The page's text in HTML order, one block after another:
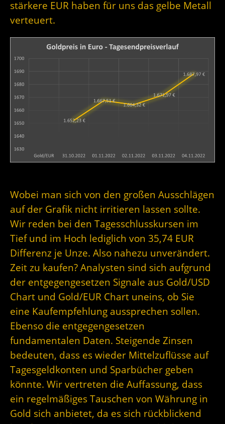
stärkere EUR haben für uns das gelbe Metall
verteuert.
Wobei man sich von den großen Ausschlägen
auf der Grafik nicht irritieren lassen sollte.
Wir reden bei den Tagesschlusskursen im
Tief und im Hoch lediglich von 35,74 EUR
Differenz je Unze. Also nahezu unverändert.
Zeit zu kaufen? Analysten sind sich aufgrund
der entgegengesetzen Signale aus Gold/USD
Chart und Gold/EUR Chart uneins, ob Sie
eine Kaufempfehlung aussprechen sollen.
Ebenso die entgegengesetzen
fundamentalen Daten. Steigende Zinsen
bedeuten, dass es wieder Mittelzuflüsse auf
Tagesgeldkonten und Sparbücher geben
könnte. Wir vertreten die Auffassung, dass
ein regelmäßiges Tauschen von Währung in
Gold sich anbietet, da es sich rückblickend